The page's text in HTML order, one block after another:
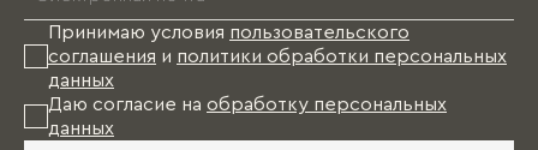
Принимаю условия пользовательского
соглашения и политики обработки персональных
данных
Даю согласие на обработку персональных
данных